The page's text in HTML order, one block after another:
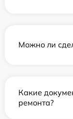
Можно ли
Какие
ремонта?